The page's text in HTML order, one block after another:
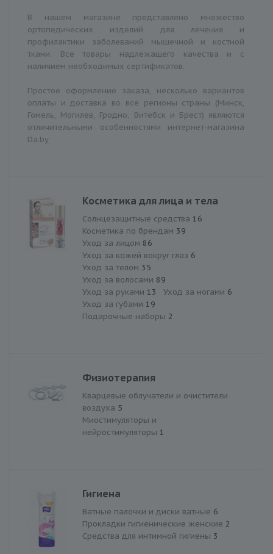
В нашем магазине представлено множество
ортопедических изделий для лечения и
профилактики заболеваний мышечной и костной
ткани. Все товары надлежащего качества и с
наличием необходимых сертификатов.
Простое оформление заказа, несколько вариантов
оплаты и доставка во все регионы страны (Минск,
Гомель, Могилев, Гродно, Витебск и Брест) являются
отличительными особенностями интернет-магазина
Da.by
Косметика для лица и тела
Солнцезащитные средства 16
Косметика по брендам 39
Уход за лицом 86
Уход за кожей вокруг глаз 6
Уход за телом 35
Уход за волосами 89
Уход за руками 13 Уход за ногами 6
Уход за губами 19
Подарочные наборы 2
Физиотерапия
Кварцевые облучатели и очистители
воздуха 5
Миостимуляторы и
нейростимуляторы 1
Гигиена
Ватные палочки и диски ватные 6
Прокладки гигиенические женские 2
Средства для интимной гигиены 3